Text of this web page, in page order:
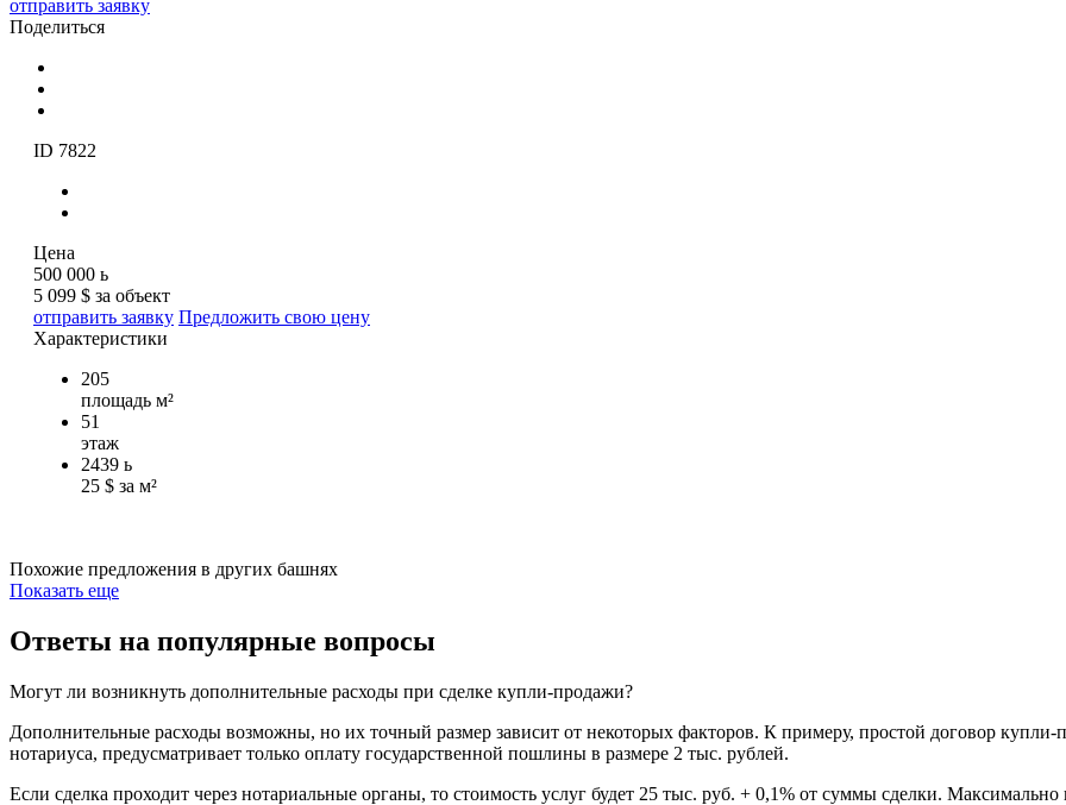
отправить заявку
Поделиться
ID 7822
Цена
500 000 ь
5 099 $ за объект
отправить заявку Предложить свою цену
Характеристики
205
площадь м²
51
этаж
2439 ь
25 $ за м²
Похожие предложения в других башнях
Показать еще
Ответы на популярные вопросы
Могут ли возникнуть дополнительные расходы при сделке купли-продажи?
Дополнительные расходы возможны, но их точный размер зависит от некоторых факторов. К примеру, простой договор
нотариуса, предусматривает только оплату государственной пошлины в размере 2 тыс. рублей.
Если сделка проходит через нотариальные органы, то стоимость услуг будет 25 тыс. руб. + 0,1% от суммы сделки.